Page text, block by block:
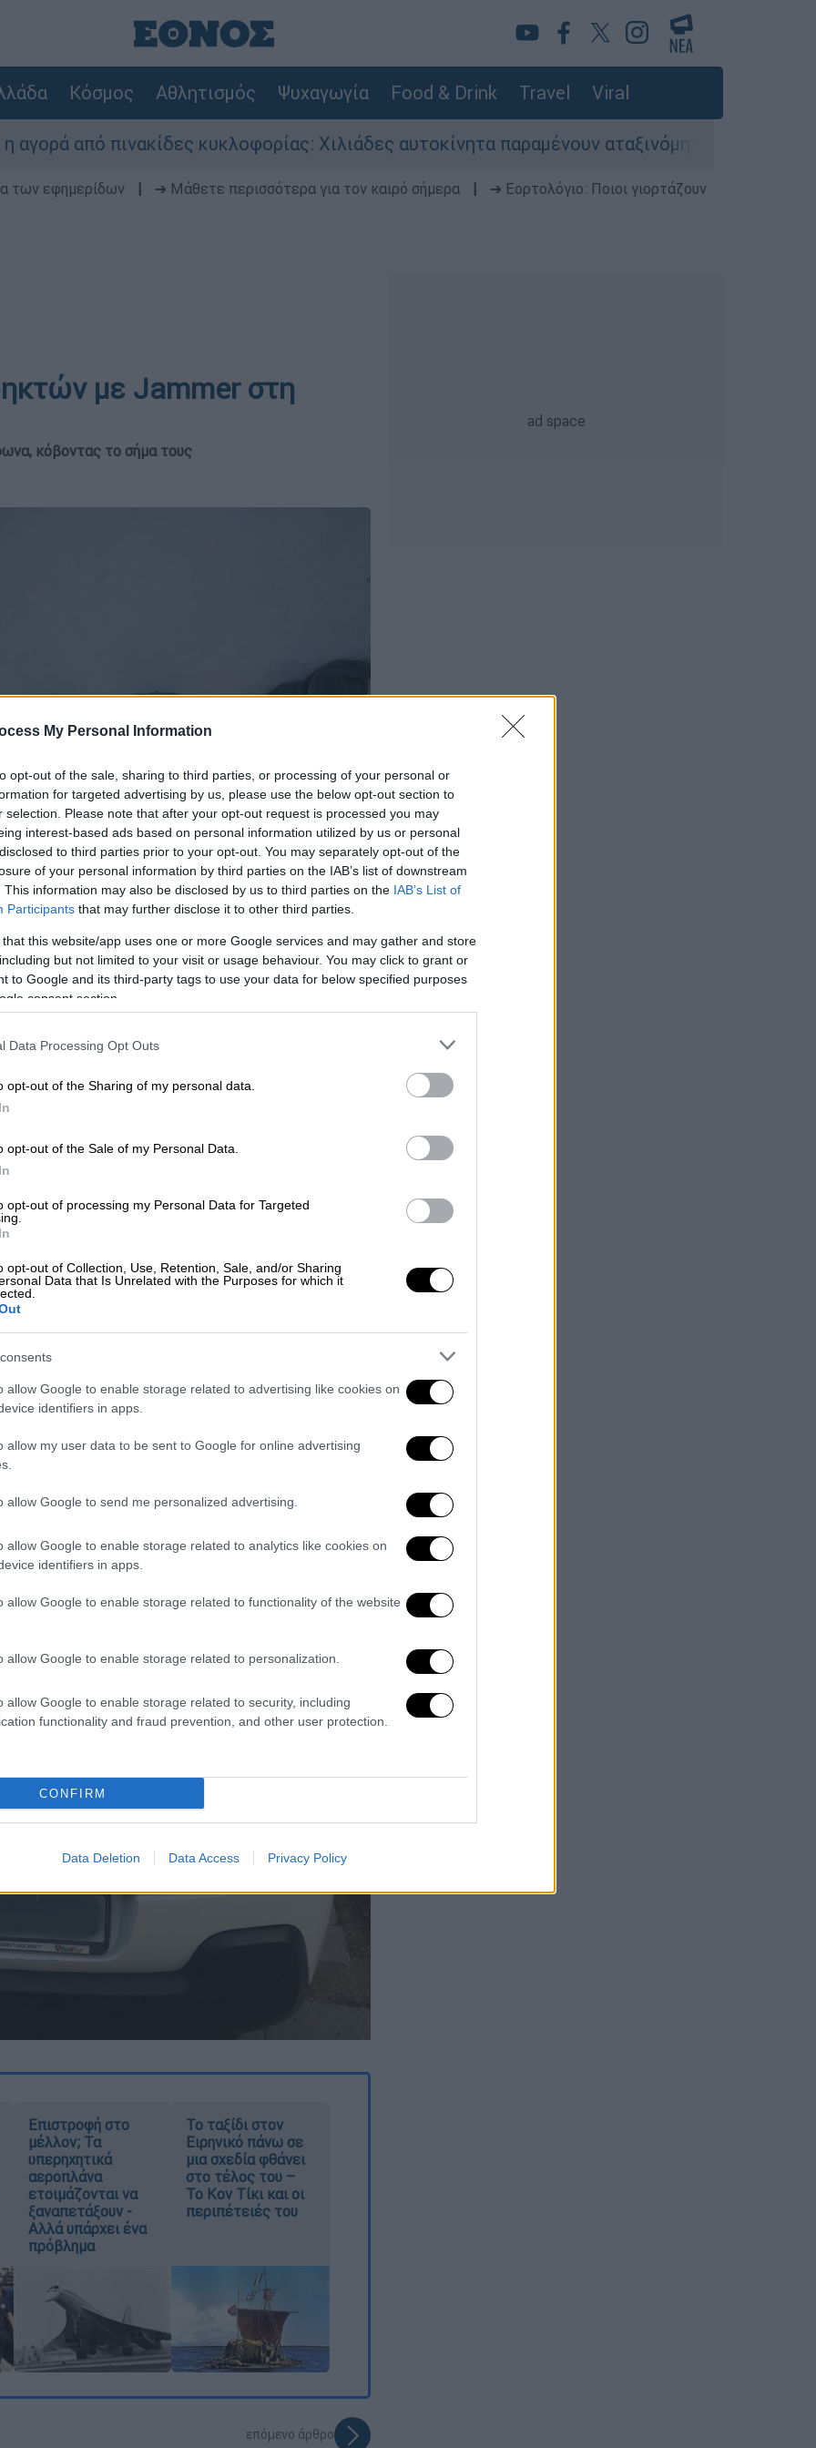
My Personal Information
opt-out of the sale, sharing to third parties, or processing of your personal or
for targeted advertising by us, please use the below opt-out section to
selection. Please note that after your opt-out request is processed you may
interest-based ads based on personal information utilized by us or personal
to third parties prior to your opt-out. You may separately opt-out of the
of your personal information by third parties on the IAB’s list of downstream
This information may also be disclosed by us to third parties on the IAB’s List of
Participants that may further disclose it to other third parties.
that this website/app uses one or more Google services and may gather and store
but not limited to your visit or usage behaviour. You may click to grant or
to Google and its third-party tags to use your data for below specified purposes
consent section.
Data Processing Opt Outs
opt-out of the Sharing of my personal data.
opt-out of the Sale of my Personal Data.
opt-out of processing my Personal Data for Targeted
opt-out of Collection, Use, Retention, Sale, and/or Sharing
Data that Is Unrelated with the Purposes for which it
allow Google to enable storage related to advertising like cookies on
identifiers in apps.
allow my user data to be sent to Google for online advertising
allow Google to send me personalized advertising.
allow Google to enable storage related to analytics like cookies on
identifiers in apps.
allow Google to enable storage related to functionality of the website
allow Google to enable storage related to personalization.
allow Google to enable storage related to security, including
functionality and fraud prevention, and other user protection.
CONFIRM
Data Deletion Data Access Privacy Policy
Κόσμος Αθλητισμός Ψυχαγωγία Food & Drink Travel Viral
πινακίδες κυκλοφορίας: Χιλιάδες αυτοκίνητα παραμένουν αταξινόμητα - Λύση αναζητά το
των εφημερίδων ➔ Μάθετε περισσότερα για τον καιρό σήμερα
➔ Εορτολόγιο: Ποιοι γιορτάζουν
με Jammer στη
κόβοντας το σήμα τους
αστυνομικοί της Άμεσης Δράσης νωρίς
προσπαθούσαν να διαρρήξουν σπίτι
στο σημείο έφτασαν
εντόπισαν
άτομα. Όπως προέκυψε από την έρευνα,
με περιοριστικούς όρους για
εκτίσει
ενοικίασης οχημάτων για να
διαρρήξεις. Στο εσωτερικό του
της ΕΛ.ΑΣ. Χρήστος
τζόκευ, φούτερ για αλλοίωση
κινητά τηλέφωνα και μίασυσκευή
τηλέφωνα
δικογραφία.
Επιστροφή στο
μέλλον; Τα
υπερηχητικά
αεροπλάνα
ετοιμάζονται να
ξαναπετάξουν -
Αλλά υπάρχει ένα
πρόβλημα
Το ταξίδι στον
Ειρηνικό πάνω σε
μια σχεδία φθάνει
στο τέλος του –
Το Κον Τίκι και οι
περιπέτειές του
επόμενο άρθρο